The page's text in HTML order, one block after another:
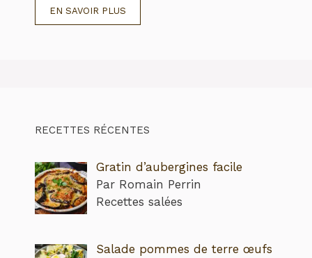
EN SAVOIR PLUS
RECETTES RÉCENTES
Gratin d’aubergines facile
Par Romain Perrin
Recettes salées
Salade pommes de terre œufs